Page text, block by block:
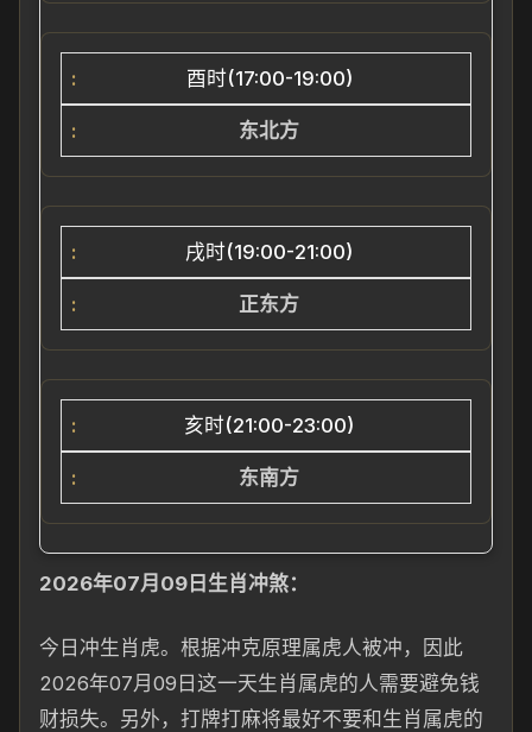
酉时(17:00-19:00)
东北方
戌时(19:00-21:00)
正东方
亥时(21:00-23:00)
东南方
2026年07月09日生肖冲煞：
今日冲生肖虎。根据冲克原理属虎人被冲，因 此
2026年07月09日这一天生 肖属虎的人需要避免钱
财损失。另外，打牌打麻将最好不要和生肖属虎的